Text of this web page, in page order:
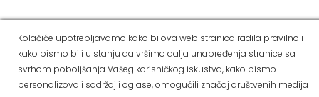
Dostava i
način
Politika
privatnosti
Kako
kupiti
Reklamacije i pravo
na odustajanje
Social Media
Kolačiće upotrebljavamo kako bi ova web stranica radila pravilno i
kako bismo bili u stanju da vršimo dalja unapređenja stranice sa
svrhom poboljšanja Vašeg korisničkog iskustva, kako bismo
personalizovali sadržaj i oglase, omogućili značaj društvenih medija